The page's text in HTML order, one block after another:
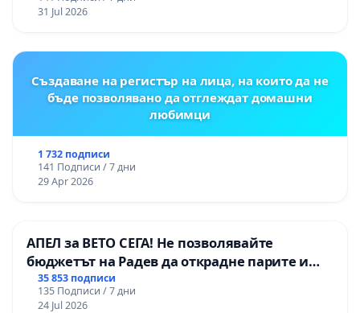
изпълнят всички екологични норми!
31 Jul 2026
Създаване на регистър на лица, на които да не
бъде позволявано да отглеждат домашни
любимци
1 732 подписи
141 Подписи / 7 дни
29 Apr 2026
АПЕЛ за ВЕТО СЕГА! Не позволявайте
бюджетът на Радев да открадне парите и
правата ни в тъмното
35 853 подписи
135 Подписи / 7 дни
24 Jul 2026